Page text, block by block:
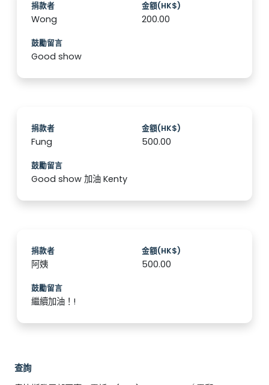
捐款者
Wong
金額(HK$)
200.00
鼓勵留言
Good show
捐款者
Fung
金額(HK$)
500.00
鼓勵留言
Good show 加油 Kenty
捐款者
阿姨
金額(HK$)
500.00
鼓勵留言
繼續加油！!
查詢